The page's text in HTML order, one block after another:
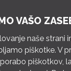
h / SOB 8 – 12 h
VAŠO
naše strani
piškotke. V
piškotkov,